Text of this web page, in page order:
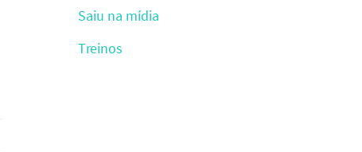
Saiu na mídia
Treinos